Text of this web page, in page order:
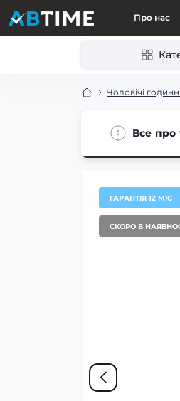
Про нас
Чоловічі
Все про
ГАРАНТІЯ 12 МІС
СКОРО В